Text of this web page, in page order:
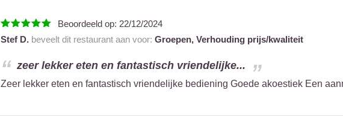
Beoordeeld op: 22/12/2024
Stef D.beveelt dit restaurant aan voor: Groepen, Verhouding prijs/kwaliteit
zeer lekker eten en fantastisch vriendelijke...
Zeer lekker eten en fantastisch vriendelijke bediening Goede akoestiek Een